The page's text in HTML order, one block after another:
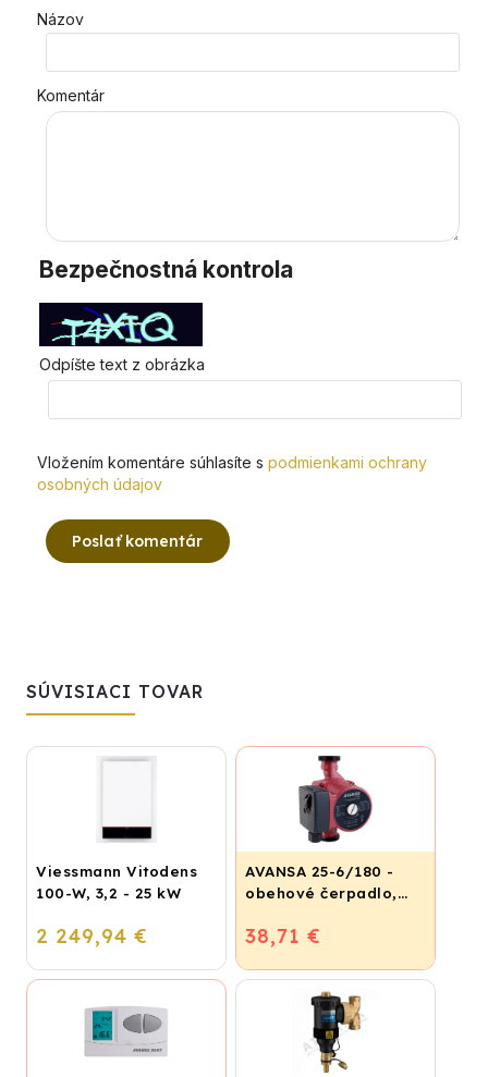
Názov
Komentár
Bezpečnostná kontrola
Odpíšte text z obrázka
Vložením komentáre súhlasíte s podmienkami ochrany
osobných údajov
Poslať komentár
SÚVISIACI TOVAR
Viessmann Vitodens
100-W, 3,2 - 25 kW
2 249,94 €
AVANSA 25-6/180 -
obehové čerpadlo,
38,71 €